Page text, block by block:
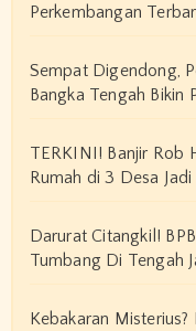
Perkembangan
Sempat Digendong,
Bangka Tengah Bikin
TERKINI! Banjir Rob
Rumah di 3 Desa Jadi
Darurat Citangkil!
Tumbang Di Tengah
Kebakaran